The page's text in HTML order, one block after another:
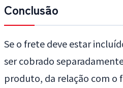
Conclusão
Se o frete deve estar
ser cobrado
produto, da relação com o